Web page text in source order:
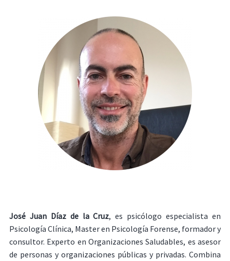
José Juan Díaz de la Cruz, es psicólogo especialista en
Psicología Clínica, Master en Psicología Forense, formador y
consultor. Experto en Organizaciones Saludables, es asesor
de personas y organizaciones públicas y privadas. Combina